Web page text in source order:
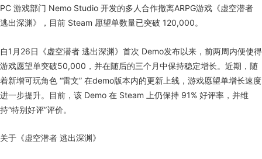
PC 游戏部门 Nemo Studio 开发的多人合作撤离ARPG游戏《虚空潜者
逃出深渊》，目前 Steam 愿望单数量已突破 120,000。
自1月26日《虚空潜者 逃出深渊》首次 Demo发布以来，前两周内便使得
游戏愿望单突破50,000，并在随后的三个月中保持稳定增长。近期，随
着新增可玩角色 “雷文” 在demo版本内的更新上线，游戏愿望单增长速度
进一步提升。目前，该 Demo 在 Steam 上仍保持 91% 好评率，并维
持“特别好评”评价。
关于《虚空潜者 逃出深渊》